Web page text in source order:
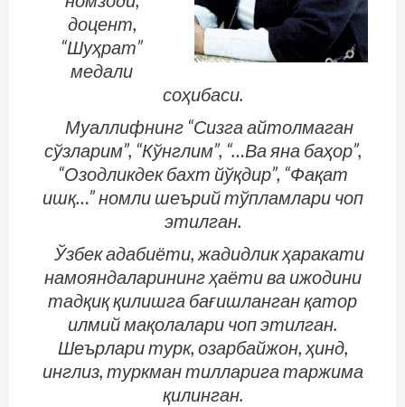
доцент,
“Шуҳрат”
медали
соҳибаси.
Муаллифнинг “Сизга айтолмаган
сўзларим”, “Кўнглим”, “…Ва яна баҳор”,
“Озодликдек бахт йўқдир”, “Фақат
ишқ…” номли шеърий тўпламлари чоп
этилган.
Ўзбек адабиёти, жадидлик ҳаракати
намояндаларининг ҳаёти ва ижодини
тадқиқ қилишга бағишланган қатор
илмий мақолалари чоп этилган.
Шеърлари турк, озарбайжон, ҳинд,
инглиз, туркман тилларига таржима
қилинган.